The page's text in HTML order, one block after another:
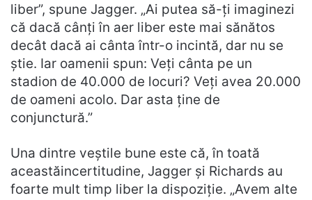
liber”, spune Jagger. „Ai putea să-ți imaginezi
că dacă cânți în aer liber este mai sănătos
decât dacă ai cânta într-o incintă, dar nu se
știe. Iar oamenii spun: Veți cânta pe un
stadion de 40.000 de locuri? Veți avea 20.000
de oameni acolo. Dar asta ține de
conjunctură.”
Una dintre veștile bune este că, în toată
aceastăincertitudine, Jagger și Richards au
foarte mult timp liber la dispoziție. „Avem alte